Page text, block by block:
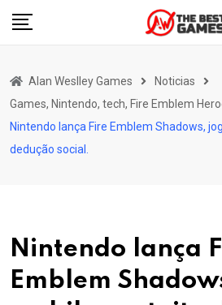
Skip
Alan Weslley Games
Noticias
Games, Nintendo, tech, Fire Emblem
Nintendo lança Fire Emblem Shadows,
dedução social.
Nintendo lança
Emblem